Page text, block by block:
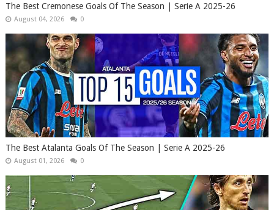
The Best Cremonese Goals Of The Season | Serie A 2025-26
August 04, 2026 0
The Best Atalanta Goals Of The Season | Serie A 2025-26
August 01, 2026 0